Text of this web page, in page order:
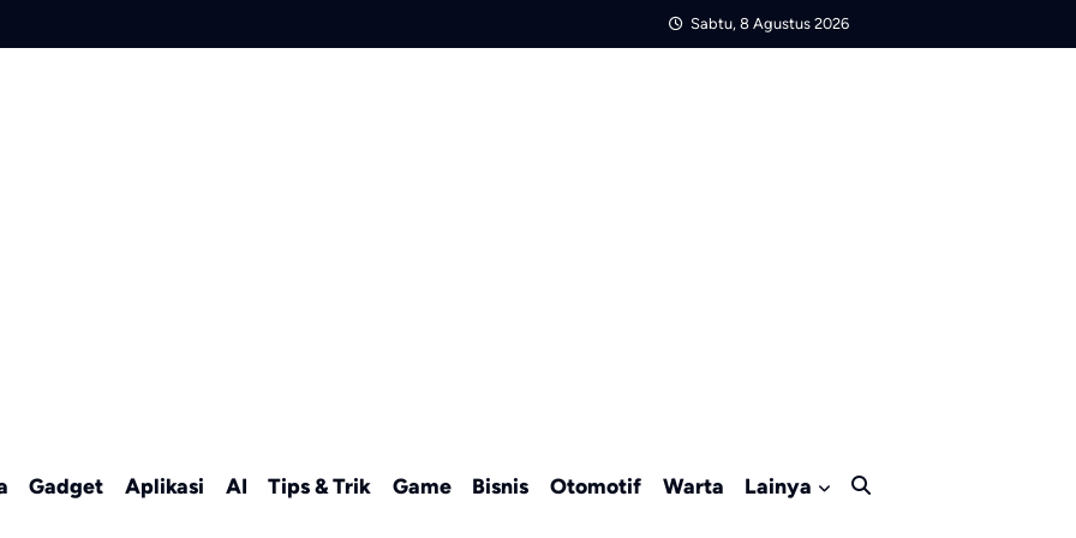
Sabtu, 8 Agustus 2026
Gadget Aplikasi AI Tips & Trik Game Bisnis Otomotif Warta Lainya